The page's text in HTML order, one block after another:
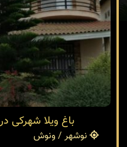
باغ ویلا شهرکی
نوشهر / ونوش